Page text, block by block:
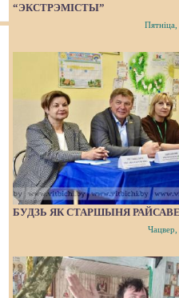
“ЭКСТРЭМІСТЫ”
БУДЗЬ ЯК СТАРШЫНЯ